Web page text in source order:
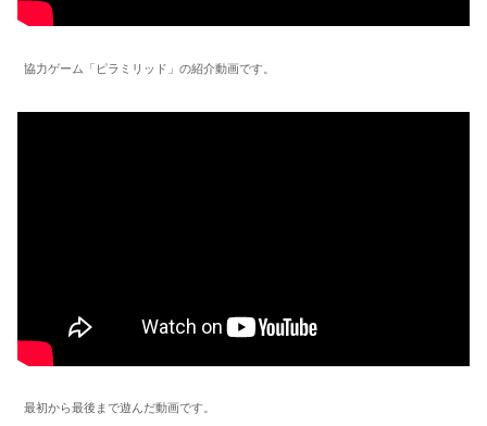
協力ゲーム「ピラミリッド」の紹介動画です。
最初から最後まで遊んだ動画です。